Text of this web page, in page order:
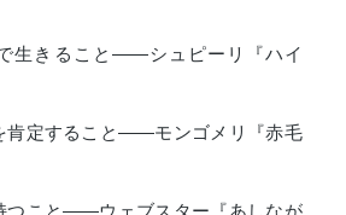
生きること――シュピーリ『ハイ
定すること――モンゴメリ『赤毛
こと――ウェブスター『あしなが